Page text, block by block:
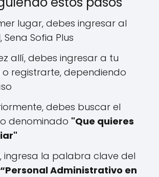
lugar, debes ingresar al
Sofia Plus
allí, debes ingresar a tu
o registrarte, dependiendo
debes buscar el
denominado "Que quieres
ingresa la palabra clave del
“Personal Administrativo en